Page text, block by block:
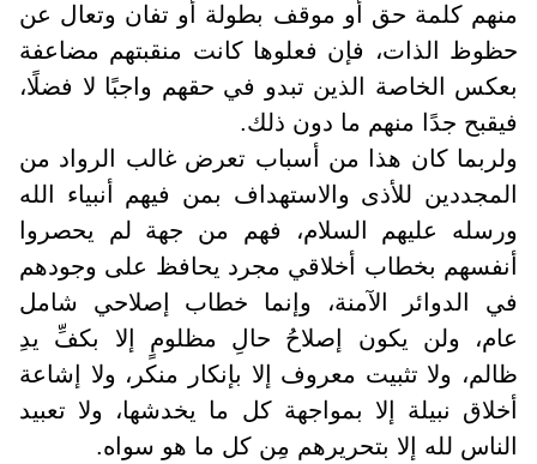
منهم كلمة حق أو موقف بطولة أو تفان وتعال عن
حظوظ الذات، فإن فعلوها كانت منقبتهم مضاعفة
بعكس الخاصة الذين تبدو في حقهم واجبًا لا فضلًا،
فيقبح جدًا منهم ما دون ذلك.
ولربما كان هذا من أسباب تعرض غالب الرواد من
المجددين للأذى والاستهداف بمن فيهم أنبياء الله
ورسله عليهم السلام، فهم من جهة لم يحصروا
أنفسهم بخطاب أخلاقي مجرد يحافظ على وجودهم
في الدوائر الآمنة، وإنما خطاب إصلاحي شامل
عام، ولن يكون إصلاحُ حالِ مظلومٍ إلا بكفِّ يدِ
ظالم، ولا تثبيت معروف إلا بإنكار منكر، ولا إشاعة
أخلاق نبيلة إلا بمواجهة كل ما يخدشها، ولا تعبيد
الناس لله إلا بتحريرهم مِن كل ما هو سواه.